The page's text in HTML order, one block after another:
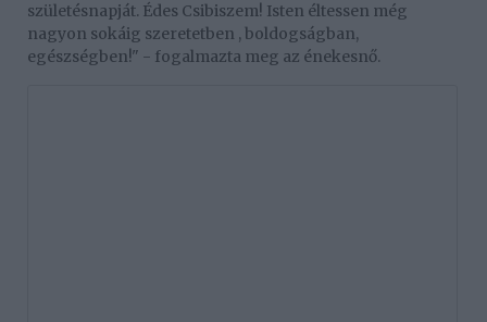
születésnapját. Édes Csibiszem! Isten éltessen még
nagyon sokáig szeretetben , boldogságban,
egészségben!" - fogalmazta meg az énekesnő.